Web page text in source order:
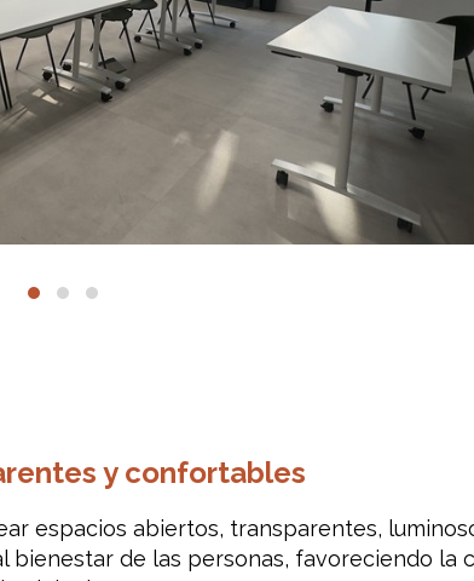
y confortables
espacios abiertos, transparentes,
de las personas, favoreciendo la